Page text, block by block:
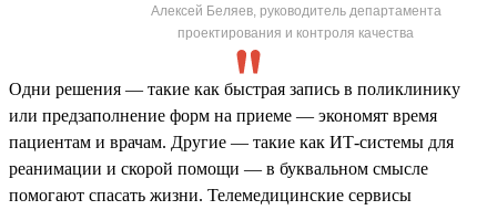
Алексей Беляев, руководитель департамента
проектирования и контроля качества
Одни решения — такие как быстрая запись в поликлинику
или предзаполнение форм на приеме — экономят время
пациентам и врачам. Другие — такие как ИТ-системы для
реанимации и скорой помощи — в буквальном смысле
помогают спасать жизни. Телемедицинские сервисы